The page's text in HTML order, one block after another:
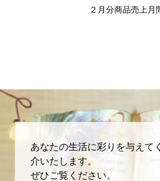
２月分商品売上月
あなたの生活に彩りを与えて
介いたします。
ぜひご覧ください。